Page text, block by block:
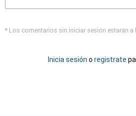
* Los comentarios sin iniciar sesión estarán a
Inicia sesión o registrate